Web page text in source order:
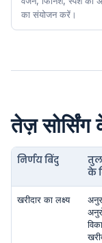
का संयोजन करें।
तेज़ सोर्सिंग
निर्णय बिंदु
के
खरीदार का लक्ष्य